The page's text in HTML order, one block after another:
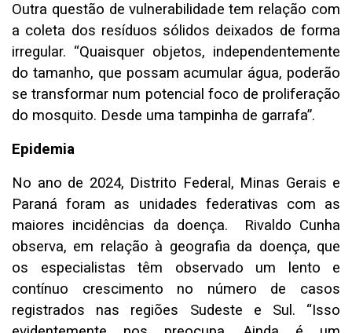
Outra questão de vulnerabilidade tem relação com
a coleta dos resíduos sólidos deixados de forma
irregular. “Quaisquer objetos, independentemente
do tamanho, que possam acumular água, poderão
se transformar num potencial foco de proliferação
do mosquito. Desde uma tampinha de garrafa”.
Epidemia
No ano de 2024, Distrito Federal, Minas Gerais e
Paraná foram as unidades federativas com as
maiores incidências da doença. Rivaldo Cunha
observa, em relação à geografia da doença, que
os especialistas têm observado um lento e
contínuo crescimento no número de casos
registrados nas regiões Sudeste e Sul. “Isso